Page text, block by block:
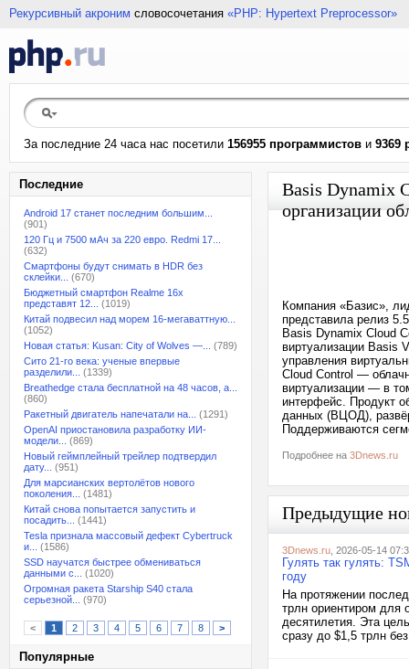
Рекурсивный акроним словосочетания «PHP: Hypertext Preprocessor»
За последние 24 часа нас посетили 156955 программистов и 9369
Последние
Android 17 станет последним большим...
(901)
120 Гц и 7500 мАч за 220 евро. Redmi 17...
(632)
Смартфоны будут снимать в HDR без
склейки...
(670)
Бюджетный смартфон Realme 16x
представят 12...
(1019)
Китай подвесил над морем 16-мегаваттную...
(1052)
Новая статья: Kusan: City of Wolves —...
(789)
Сито 21-го века: ученые впервые
разделили...
(1339)
Breathedge стала бесплатной на 48 часов, а...
(860)
Ракетный двигатель напечатали на...
(1291)
OpenAI приостановила разработку ИИ-
модели...
(869)
Новый геймплейный трейлер подтвердил
дату...
(951)
Для марсианских вертолётов нового
поколения...
(1481)
Китай снова попытается запустить и
посадить...
(1441)
Tesla признала массовый дефект Cybertruck
и...
(1586)
SSD научатся быстрее обмениваться
данными с...
(1020)
Огромная ракета Starship S40 стала
серьезной...
(970)
< 1 2 3 4 5 6 7 8 >
Популярные
Basis Dynamix
организации
Компания «Базис»,
представила релиз
Basis Dynamix Cloud
виртуализации Basis
управления
Cloud Control —
виртуализации — в
интерфейс. Продукт
данных (ВЦОД),
Поддерживаются
Подробнее на 3Dnews.ru
Предыдущие
3Dnews.ru , 2026-05-14
Гулять так гулять:
году
На протяжении
трлн ориентиром для
десятилетия. Эта
сразу до $1,5 трлн